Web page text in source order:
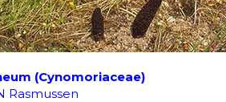
(Cynomoriaceae)
Rasmussen